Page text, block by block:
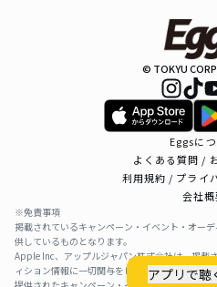
アプリで聴
© TOKYU
Eggsに
よくある質問 /
利用規約 / プライ
会社概
※免責事項
掲載されているキャンペーン・イベント・オー
供しているものとなります。
Apple Inc、アップルジャパン株式会社は、掲載
ィション情報に一切関与をしておりません。